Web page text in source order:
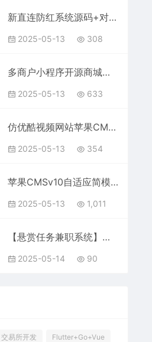
新直连防红系统源码+对接易支付
2025-05-13 308
多商户小程序开源商城源码 打造微信商城新零售网店
2025-05-13 633
仿优酷视频网站苹果CMS模板（剔除弹窗版）
2025-05-13 354
苹果CMSv10自适应简模板
2025-05-13 1,011
【悬赏任务兼职系统】新款仿牛帮趣闲赚悬赏猫悬赏兔+每日任务平台app运营版
2025-05-14 90
交易所开发 Flutter+Go+Vue